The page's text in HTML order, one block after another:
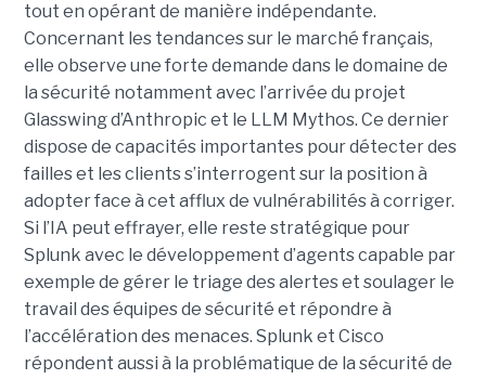
tout en opérant de manière indépendante.
Concernant les tendances sur le marché français,
elle observe une forte demande dans le domaine de
la sécurité notamment avec l’arrivée du projet
Glasswing d’Anthropic et le LLM Mythos. Ce dernier
dispose de capacités importantes pour détecter des
failles et les clients s’interrogent sur la position à
adopter face à cet afflux de vulnérabilités à corriger.
Si l’IA peut effrayer, elle reste stratégique pour
Splunk avec le développement d’agents capable par
exemple de gérer le triage des alertes et soulager le
travail des équipes de sécurité et répondre à
l’accélération des menaces. Splunk et Cisco
répondent aussi à la problématique de la sécurité de